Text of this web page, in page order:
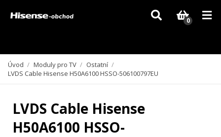
Vzhledem k aktuální situaci se může dodání dílů, které nejsou skladem,
zpozdit. Děkujeme za pochopení.
0
Úvod / Moduly pro TV / Ostatní /
LVDS Cable Hisense H50A6100 HSSO-506100797EU
LVDS Cable Hisense
H50A6100 HSSO-